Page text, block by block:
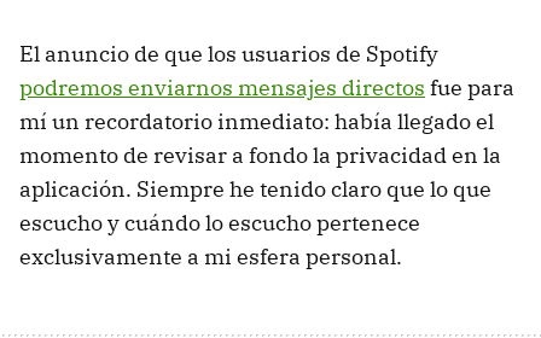
El anuncio de que los usuarios de Spotify
podremos enviarnos mensajes directos fue para
mí un recordatorio inmediato: había llegado el
momento de revisar a fondo la privacidad en la
aplicación. Siempre he tenido claro que lo que
escucho y cuándo lo escucho pertenece
exclusivamente a mi esfera personal.